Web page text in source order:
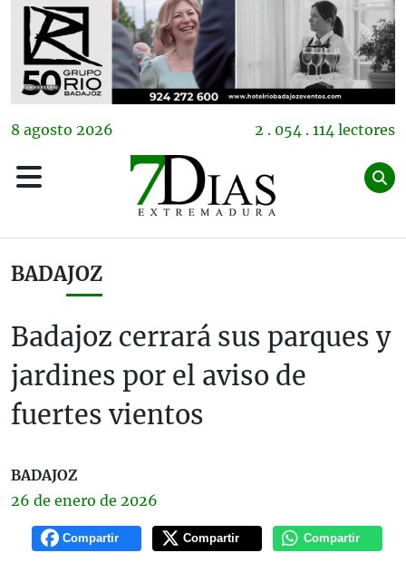
8 agosto 2026 2 . 054 . 114 lectores
BADAJOZ
Badajoz cerrará sus parques y
jardines por el aviso de
fuertes vientos
BADAJOZ
26 de enero de 2026
Compartir Compartir Compartir